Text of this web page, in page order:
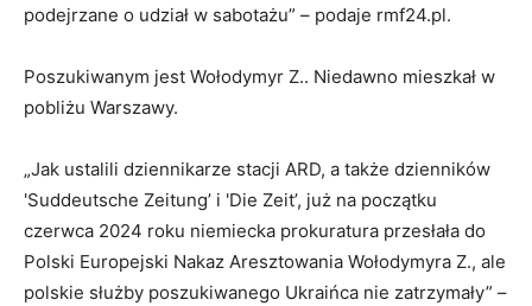
podejrzane o udział w sabotażu” – podaje rmf24.pl.
Poszukiwanym jest Wołodymyr Z.. Niedawno mieszkał w
pobliżu Warszawy.
„Jak ustalili dziennikarze stacji ARD, a także dzienników
'Suddeutsche Zeitung’ i 'Die Zeit’, już na początku
czerwca 2024 roku niemiecka prokuratura przesłała do
Polski Europejski Nakaz Aresztowania Wołodymyra Z., ale
polskie służby poszukiwanego Ukraińca nie zatrzymały” –